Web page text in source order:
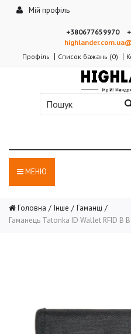
Мій профіль
+380677659970
Профіль
Список бажань (0)
МЕНЮ
Головна Інше
Гаманці
Гаманець Tatonka ID Wallet RFID B